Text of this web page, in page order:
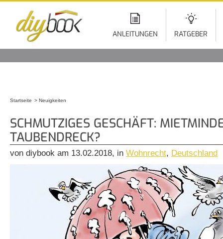
ANLEITUNGEN RATGEBER
Startseite Neuigkeiten
SCHMUTZIGES GESCHÄFT:
TAUBENDRECK?
von diybook am 13.02.2018, in Wohnrecht, Deutschland